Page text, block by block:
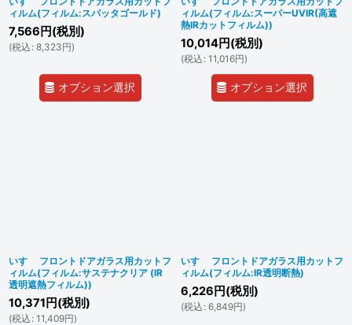
ィルム(フィルム:スパッタゴールド)
7,566 円(税別)
(税込 : 8,323円)
オプション選択
ィルム(フィルム:スーパーUVIR(高遮
熱IRカットフィルム))
10,014円(税別)
(税込 : 11,016円)
オプション選択
いすゞ フロントドアガラス用カットフ
ィルム(フィルム:サステナクリア (IR
透明遮熱フィルム))
10,371 円(税別)
(税込 : 11,409円)
いすゞ フロントドアガラス用カットフ
ィルム(フィルム:IR透明断熱)
6,226 円(税別)
(税込 : 6,849円)